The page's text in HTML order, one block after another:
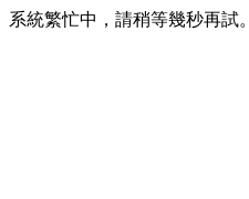
系統繁忙中，請稍等幾秒再試。